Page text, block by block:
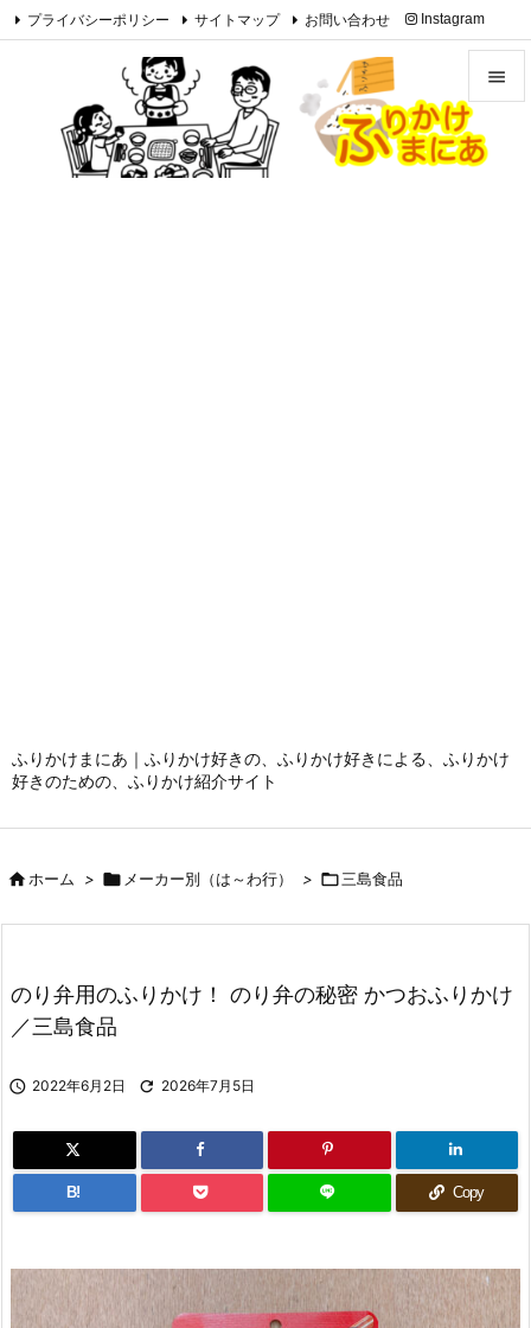
ふりかけまにあ｜ふりかけ好きの、ふりかけ好きによる、ふりかけ
好きのための、ふりかけ紹介サイト

メニュ
プライバシーポリシー サイトマップ お問い合わせ Instagram
Feedly
ホーム >  メーカー別（は～わ行） > 三島食品
のり弁用のふりかけ！ のり弁の秘密 かつおふりかけ
／三島食品
 2022年6月2日  2026年7月5日
B! Copy